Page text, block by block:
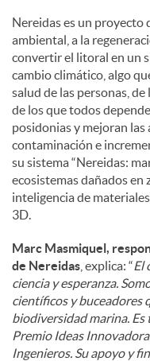
Nereidas es un proyecto
ambiental, a la
convertir el litoral en un
cambio climático, algo
salud de las personas,
de los que todos
posidonias y mejoran
contaminación e
su sistema “Nereidas:
ecosistemas dañados en
inteligencia de
3D.
Marc Masmiquel,
de Nereidas , explica: “El
ciencia y esperanza.
científicos y buceadores
biodiversidad marina.
Premio Ideas
Ingenieros. Su apoyo y